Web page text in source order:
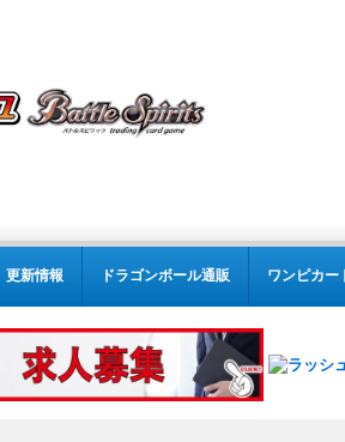
更新情報 ドラゴンボール通販 ワンピカー